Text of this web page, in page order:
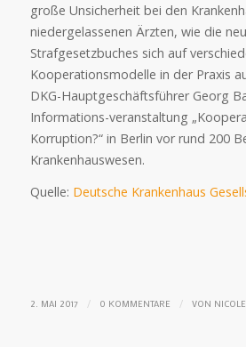
große Unsicherheit bei den
niedergelassenen Ärzten, wie die
Strafgesetzbuches sich auf
Kooperationsmodelle in der Praxis
DKG-Hauptgeschäftsführer Georg
Informations-veranstaltung
Korruption?“ in Berlin vor rund 200
Krankenhauswesen.
Quelle: Deutsche Krankenhaus
2. MAI 2017 / 0 KOMMENTARE / VON